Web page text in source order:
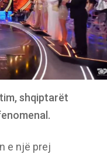
shqiptarët
e një prej